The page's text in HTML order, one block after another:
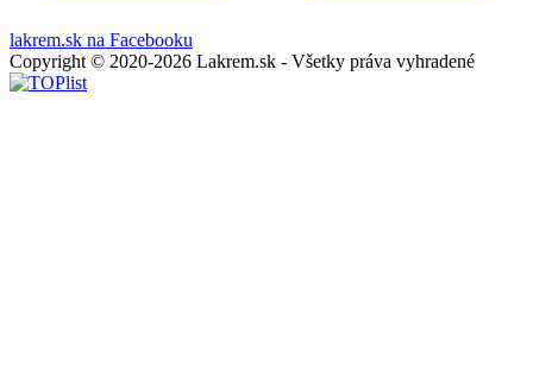
lakrem.sk na Facebooku
Copyright © 2020-2026 Lakrem.sk - Všetky práva vyhradené